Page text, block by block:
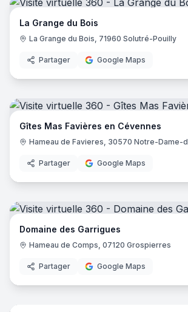
La Grange du Bois
La Grange du Bois, 71960 Solutré-Pouilly
Partager Google Maps
Gîtes Mas Favières en Cévennes
Hameau de Favieres, 30570 Notre-Dame-
Partager Google Maps
Domaine des Garrigues
Hameau de Comps, 07120 Grospierres
Partager Google Maps